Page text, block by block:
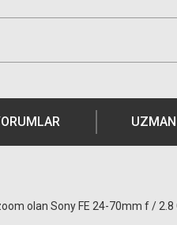
olan Sony FE 24-70mm f /